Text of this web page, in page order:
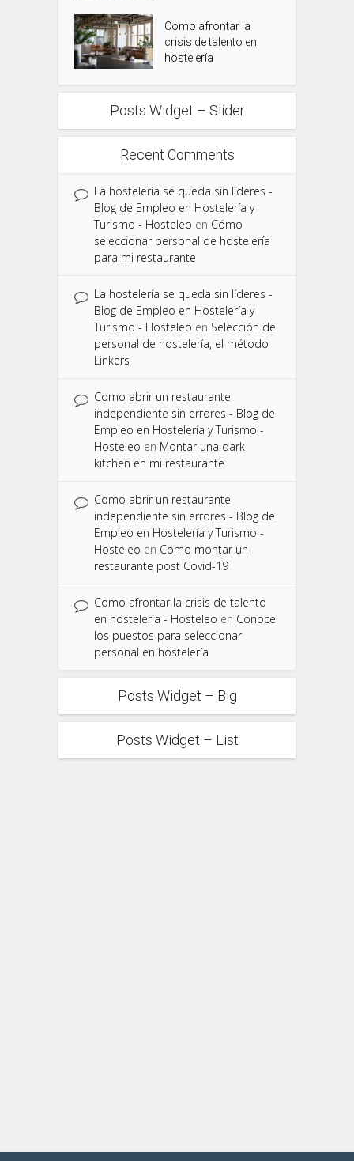
Como afrontar la
crisis de talento en
hostelería
Posts Widget – Slider
Recent Comments
La hostelería se queda sin líderes -
Blog de Empleo en Hostelería y
Turismo - Hosteleo en Cómo
seleccionar personal de hostelería
para mi restaurante
La hostelería se queda sin líderes -
Blog de Empleo en Hostelería y
Turismo - Hosteleo en Selección de
personal de hostelería, el método
Linkers
Como abrir un restaurante
independiente sin errores - Blog de
Empleo en Hostelería y Turismo -
Hosteleo en Montar una dark
kitchen en mi restaurante
Como abrir un restaurante
independiente sin errores - Blog de
Empleo en Hostelería y Turismo -
Hosteleo en Cómo montar un
restaurante post Covid-19
Como afrontar la crisis de talento
en hostelería - Hosteleo en Conoce
los puestos para seleccionar
personal en hostelería
Posts Widget – Big
Posts Widget – List